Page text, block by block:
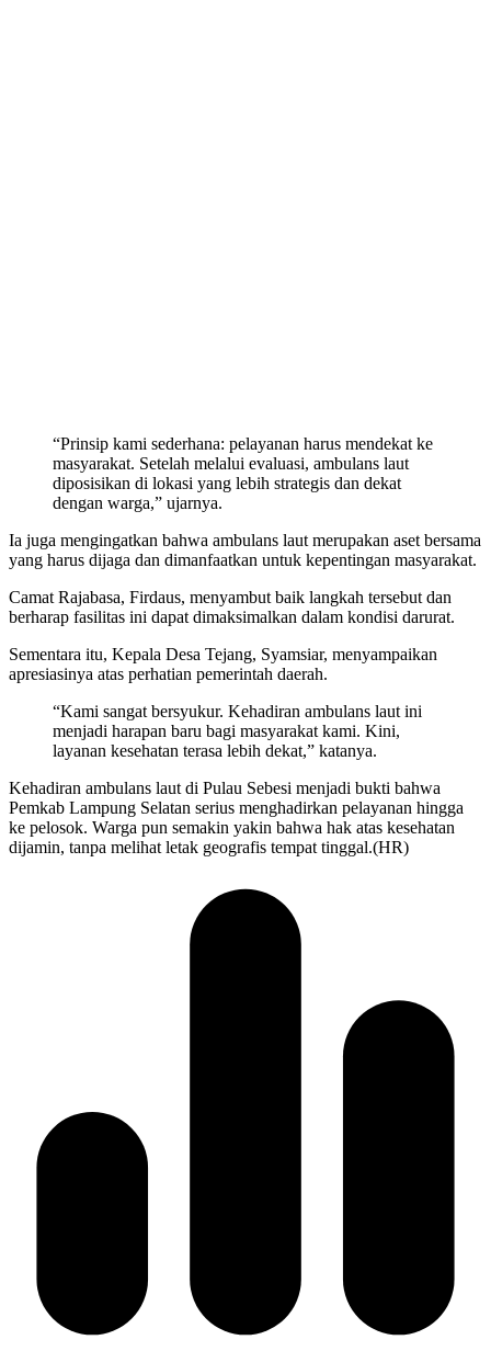
“Prinsip kami sederhana: pelayanan harus mendekat ke
masyarakat. Setelah melalui evaluasi, ambulans laut
diposisikan di lokasi yang lebih strategis dan dekat
dengan warga,” ujarnya.
Ia juga mengingatkan bahwa ambulans laut merupakan aset bersama
yang harus dijaga dan dimanfaatkan untuk kepentingan masyarakat.
Camat Rajabasa, Firdaus, menyambut baik langkah tersebut dan
berharap fasilitas ini dapat dimaksimalkan dalam kondisi darurat.
Sementara itu, Kepala Desa Tejang, Syamsiar, menyampaikan
apresiasinya atas perhatian pemerintah daerah.
“Kami sangat bersyukur. Kehadiran ambulans laut ini
menjadi harapan baru bagi masyarakat kami. Kini,
layanan kesehatan terasa lebih dekat,” katanya.
Kehadiran ambulans laut di Pulau Sebesi menjadi bukti bahwa
Pemkab Lampung Selatan serius menghadirkan pelayanan hingga
ke pelosok. Warga pun semakin yakin bahwa hak atas kesehatan
dijamin, tanpa melihat letak geografis tempat tinggal.(HR)